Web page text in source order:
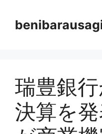
content
瑞豊銀
決算を